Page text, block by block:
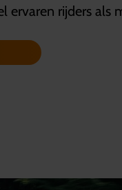
ervaren rijders